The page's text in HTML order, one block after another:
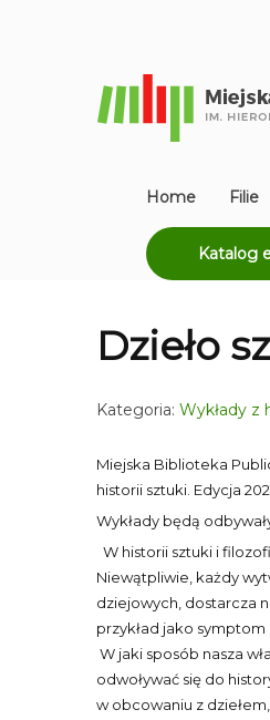
Home Filie
Katalog
Dzieło
Kategoria: Wykłady z
Miejska Biblioteka
historii sztuki. Edycja
Wykłady będą
W historii sztuki i
Niewątpliwie, każdy
dziejowych, dostarcza
przykład jako
W jaki sposób nasza
odwoływać się do
w obcowaniu z